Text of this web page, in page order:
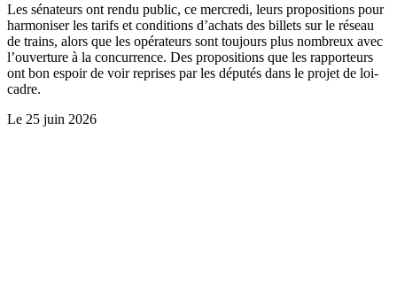
Les sénateurs ont rendu public, ce mercredi, leurs propositions pour
harmoniser les tarifs et conditions d’achats des billets sur le réseau
de trains, alors que les opérateurs sont toujours plus nombreux avec
l’ouverture à la concurrence. Des propositions que les rapporteurs
ont bon espoir de voir reprises par les députés dans le projet de loi-
cadre.
Le 25 juin 2026